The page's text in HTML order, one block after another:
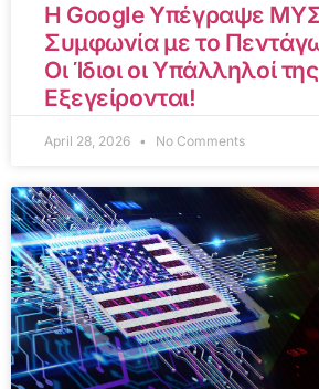
Η Google Υπέγραψε
Συμφωνία με το
Οι Ίδιοι οι Υπάλληλοί της
Εξεγείρονται!
April 28, 2026 No Comments